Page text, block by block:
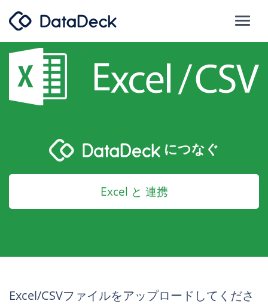
につなぐ
Excel と 連携
Excel/CSVファイルをアップロードしてくださ